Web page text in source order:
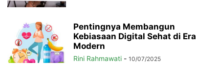
Pentingnya Membangun
Kebiasaan Digital Sehat di Era
Modern
Rini Rahmawati - 10/07/2025